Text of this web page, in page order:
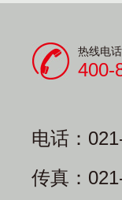
热线电话
400-
电话：
传真：